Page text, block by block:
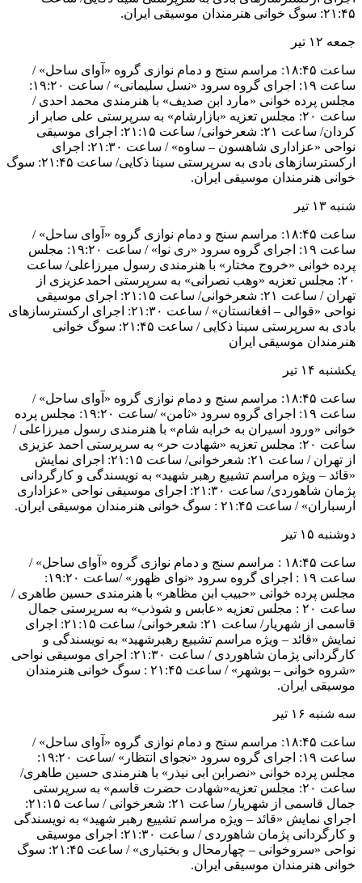
۲۱:۴۵: سوگ خوانی هنرمندان موسیقی ایران.
جمعه ۱۲ تیر
ساعت ۱۸:۴۵: مراسم سنج و دمام نوازی گروه «آوای ساحل» /
ساعت ۱۹: اجرای گروه سرود «نسل سلیمانی» / ساعت ۱۹:۲۰:
مجلس پرده خوانی «مارد ابن صدیف» با هنرمندی محمد احدی /
ساعت ۲۰: مجلس تعزیه «بازارشام» به سرپرستی علی صابر از
کردان/ ساعت ۲۱: شعرخوانی/ ساعت ۲۱:۱۵: اجرای موسیقی
نواحی «عزاداری شاهسون – ساوه» / ساعت ۲۱:۳۰: اجرای
ارکسترسازهای بادی به سرپرستی سینا ذکایی/ ساعت ۲۱:۴۵: سوگ
خوانی هنرمندان موسیقی ایران.
شنبه ۱۳ تیر
ساعت ۱۸:۴۵: مراسم سنج و دمام نوازی گروه «آوای ساحل» /
ساعت ۱۹: اجرای گروه سرود «ری نوا» / ساعت ۱۹:۲۰: مجلس
پرده خوانی «خروج مختار» با هنرمندی رسول میرزاعلی/ ساعت
۲۰: مجلس تعزیه «وهب نصرانی» به سرپرستی احمدعزیزی از
تهران / ساعت ۲۱: شعرخوانی/ ساعت ۲۱:۱۵: اجرای موسیقی
نواحی «قوالی – افغانستان» / ساعت ۲۱:۳۰: اجرای ارکسترسازهای
بادی به سرپرستی سینا ذکایی / ساعت ۲۱:۴۵: سوگ خوانی
هنرمندان موسیقی ایران
یکشنبه ۱۴ تیر
ساعت ۱۸:۴۵: مراسم سنج و دمام نوازی گروه «آوای ساحل» /
ساعت ۱۹: اجرای گروه سرود «ثامن» /ساعت ۱۹:۲۰: مجلس پرده
خوانی «ورود اسیران به خرابه شام» با هنرمندی رسول میرزاعلی /
ساعت ۲۰: مجلس تعزیه «شهادت حر» به سرپرستی احمد عزیزی
از تهران / ساعت ۲۱: شعرخوانی/ ساعت ۲۱:۱۵: اجرای نمایش
«قائد – ویژه مراسم تشییع رهبر شهید» به نویسندگی و کارگردانی
پژمان شاهوردی/ ساعت ۲۱:۳۰: اجرای موسیقی نواحی «عزاداری
ارسباران» / ساعت ۲۱:۴۵ : سوگ خوانی هنرمندان موسیقی ایران.
دوشنبه ۱۵ تیر
ساعت ۱۸:۴۵ : مراسم سنج و دمام نوازی گروه «آوای ساحل» /
ساعت ۱۹ : اجرای گروه سرود «نوای ظهور» /ساعت ۱۹:۲۰:
مجلس پرده خوانی «حبیب ابن مظاهر» با هنرمندی حسین طاهری /
ساعت ۲۰ : مجلس تعزیه «عابس و شوذب» به سرپرستی جمال
قاسمی از شهریار/ ساعت ۲۱: شعرخوانی/ ساعت ۲۱:۱۵: اجرای
نمایش «قائد – ویژه مراسم تشییع رهبرشهید» به نویسندگی و
کارگردانی پژمان شاهوردی / ساعت ۲۱:۳۰: اجرای موسیقی نواحی
«شروه خوانی – بوشهر» / ساعت ۲۱:۴۵ : سوگ خوانی هنرمندان
موسیقی ایران.
سه شنبه ۱۶ تیر
ساعت ۱۸:۴۵: مراسم سنج و دمام نوازی گروه «آوای ساحل» /
ساعت ۱۹: اجرای گروه سرود «نجوای انتظار» /ساعت ۱۹:۲۰:
مجلس پرده خوانی «نصرابن ابی نیذر» با هنرمندی حسین طاهری/
ساعت ۲۰: مجلس تعزیه«شهادت حضرت قاسم» به سرپرستی
جمال قاسمی از شهریار/ ساعت ۲۱: شعرخوانی / ساعت ۲۱:۱۵:
اجرای نمایش «قائد – ویژه مراسم تشییع رهبر شهید» به نویسندگی
و کارگردانی پژمان شاهوردی / ساعت ۲۱:۳۰: اجرای موسیقی
نواحی «سروخوانی – چهارمحال و بختیاری» / ساعت ۲۱:۴۵: سوگ
خوانی هنرمندان موسیقی ایران.